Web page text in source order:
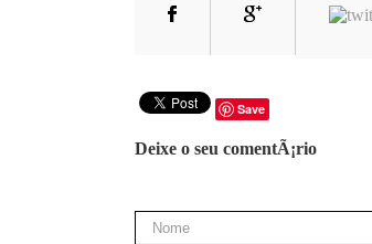
Save
Deixe o seu comentÃ¡rio